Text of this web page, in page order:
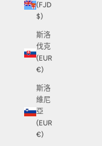
(FJD
$)
斯洛
伐克
(EUR
€)
斯洛
維尼
亞
(EUR
€)